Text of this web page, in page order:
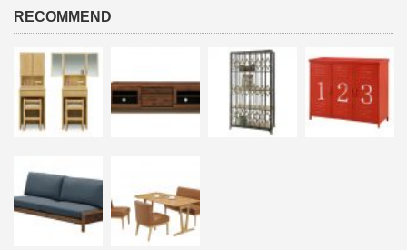
RECOMMEND